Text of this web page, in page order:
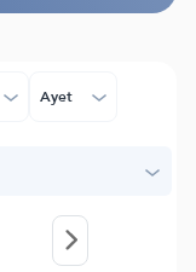
Ayet